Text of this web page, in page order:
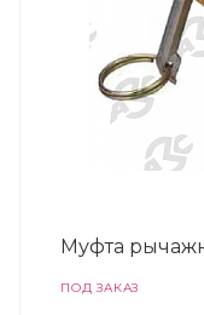
Муфта
ПОД ЗАКАЗ